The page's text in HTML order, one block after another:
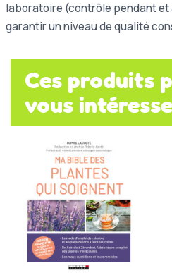
laboratoire (contrôle pendant
garantir un niveau de qualité
Ces produits
vous